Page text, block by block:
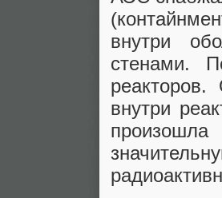
внутри
стенами.
внутри